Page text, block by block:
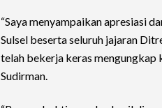
“Saya menyampaikan apresiasi
Sulsel beserta seluruh jajaran
telah bekerja keras mengungkap
Sudirman.